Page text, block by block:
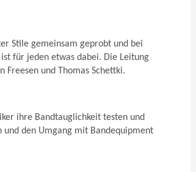
Stile gemeinsam geprobt und bei
für jeden etwas dabei. Die Leitung
und Thomas Schettki.
ihre Bandtauglichkeit testen und
und den Umgang mit Bandequipment